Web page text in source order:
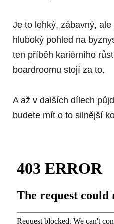
Je to lehký, zábavný,
hluboký pohled na
ten příběh kariérního
boardroomu stojí za to.
A až v dalších dílech
budete mít o to silnější